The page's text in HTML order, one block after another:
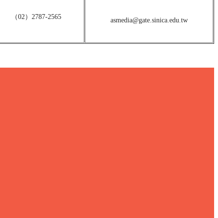
（02）2787-2565 asmedia@gate.sinica.edu.tw